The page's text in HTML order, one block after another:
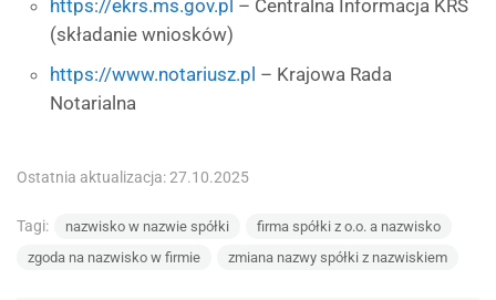
https://ekrs.ms.gov.pl – Centralna Informacja KRS
(składanie wniosków)
https://www.notariusz.pl – Krajowa Rada
Notarialna
Ostatnia aktualizacja: 27.10.2025
Tagi: nazwisko w nazwie spółki
firma spółki z o.o. a nazwisko
zgoda na nazwisko w firmie
zmiana nazwy spółki z nazwiskiem